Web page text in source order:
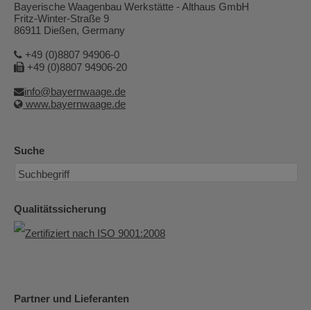
Bayerische Waagenbau Werkstätte - Althaus GmbH
Fritz-Winter-Straße 9
86911 Dießen, Germany
+49 (0)8807 94906-0
+49 (0)8807 94906-20
info@bayernwaage.de
www.bayernwaage.de
Suche
Qualitätssicherung
Partner und Lieferanten